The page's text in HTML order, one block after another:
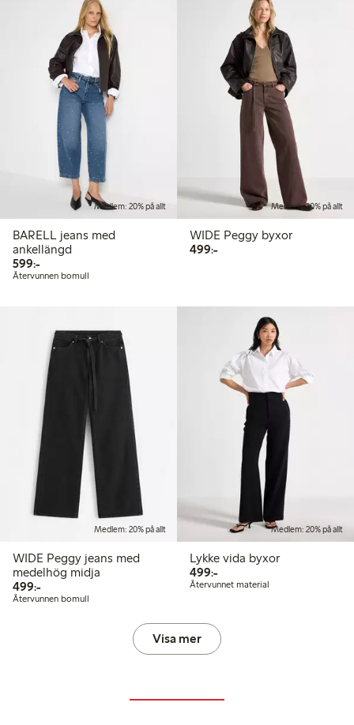
Medlem: 20% på allt
BARELL jeans med
ankellängd
599:-599,00 kr
Återvunnen bomull
Medlem: 20% på allt
WIDE Peggy byxor
499:-499,00 kr
Medlem: 20% på allt
WIDE Peggy jeans med
medelhög midja
499:-499,00 kr
Återvunnen bomull
Medlem: 20% på allt
Lykke vida byxor
499:-499,00 kr
Återvunnet material
Visa mer